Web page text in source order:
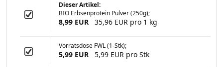
(500 Gramm)
EUR
Dieser Artikel:
BIO Erbsenprotein Pulver (250g);
8,99 EUR 35,96 EUR pro 1 kg
Vorratsdose FWL (1-Stk);
5,99 EUR 5,99 EUR pro Stk